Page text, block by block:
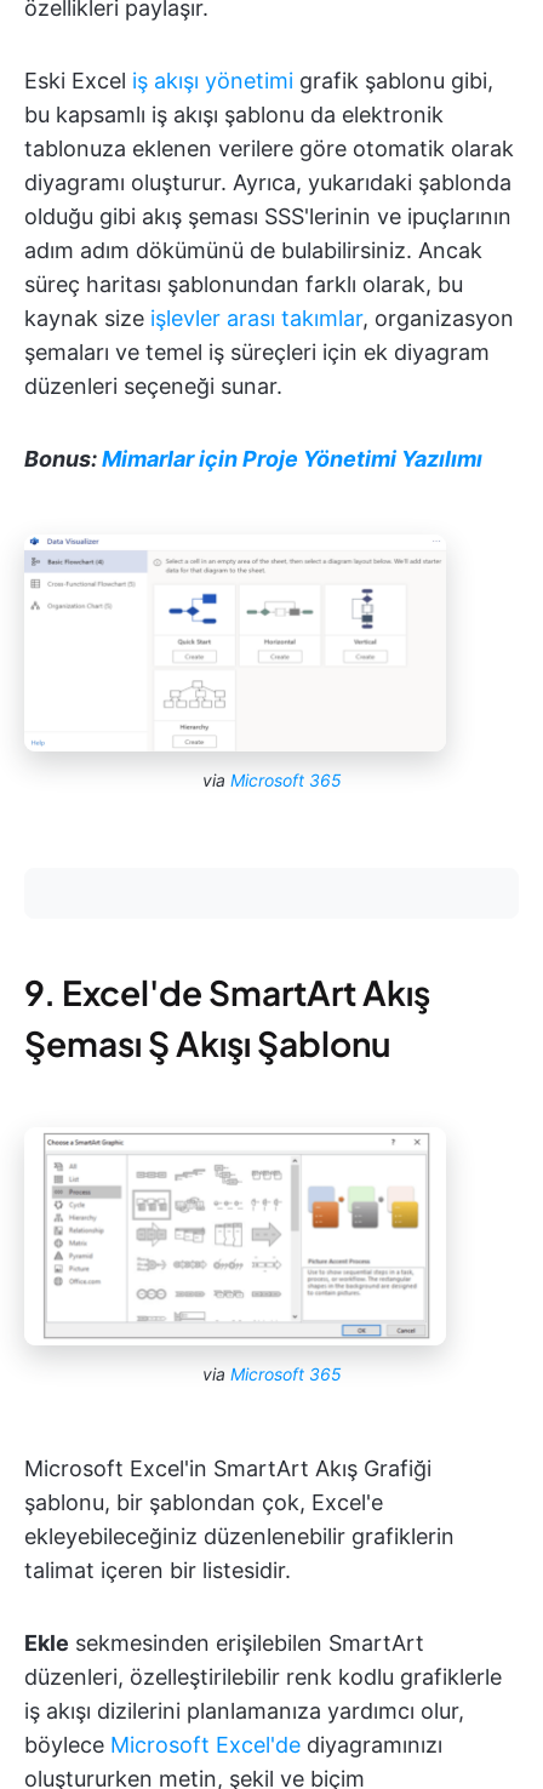
özellikleri paylaşır.
Eski Excel iş akışı yönetimi grafik şablonu gibi,
bu kapsamlı iş akışı şablonu da elektronik
tablonuza eklenen verilere göre otomatik olarak
diyagramı oluşturur. Ayrıca, yukarıdaki şablonda
olduğu gibi akış şeması SSS'lerinin ve ipuçlarının
adım adım dökümünü de bulabilirsiniz. Ancak
süreç haritası şablonundan farklı olarak, bu
kaynak size işlevler arası takımlar, organizasyon
şemaları ve temel iş süreçleri için ek diyagram
düzenleri seçeneği sunar.
Bonus:Mimarlar için Proje Yönetimi Yazılımı
via Microsoft 365
9. Excel'de SmartArt Akış
Şeması Ş Akışı Şablonu
via Microsoft 365
Microsoft Excel'in SmartArt Akış Grafiği
şablonu, bir şablondan çok, Excel'e
ekleyebileceğiniz düzenlenebilir grafiklerin
talimat içeren bir listesidir.
Ekle sekmesinden erişilebilen SmartArt
düzenleri, özelleştirilebilir renk kodlu grafiklerle
iş akışı dizilerini planlamanıza yardımcı olur,
böylece Microsoft Excel'de diyagramınızı
oluştururken metin, şekil ve biçim